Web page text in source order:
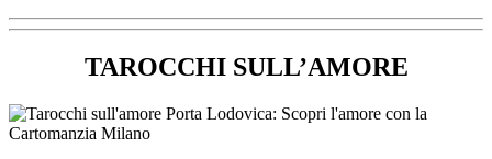
TAROCCHI SULL’AMORE